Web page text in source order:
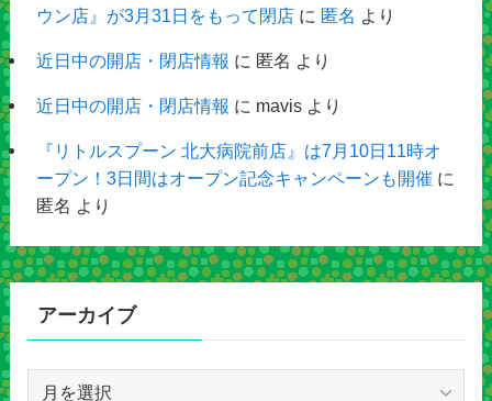
ウン店』が3月31日をもって閉店に 匿名 より
近日中の開店・閉店情報 に 匿名 より
近日中の開店・閉店情報 に mavisより
『リトルスプーン 北大病院前店』は7月10日11時オ
ープン！3日間はオープン記念キャンペーンも開催 に
匿名 より
アーカイブ